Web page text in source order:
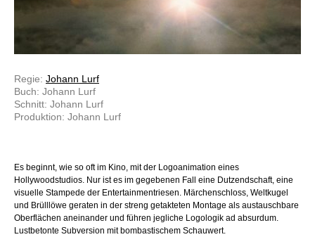
Regie: Johann Lurf
Buch: Johann Lurf
Schnitt: Johann Lurf
Produktion: Johann Lurf
Es beginnt, wie so oft im Kino, mit der Logoanimation eines
Hollywoodstudios. Nur ist es im gegebenen Fall eine Dutzendschaft, eine
visuelle Stampede der Entertainmentriesen. Märchenschloss, Weltkugel
und Brülllöwe geraten in der streng getakteten Montage als austauschbare
Oberflächen aneinander und führen jegliche Logologik ad absurdum.
Lustbetonte Subversion mit bombastischem Schauwert.